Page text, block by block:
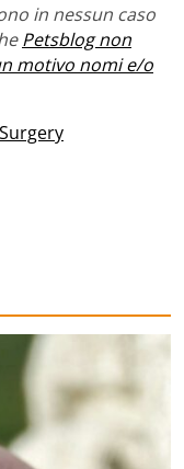
in nessun caso
Petsblog non
motivo nomi e/o